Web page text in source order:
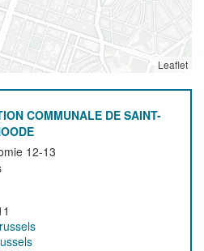
Leaflet
COMMUNALE DE SAINT-
12-13